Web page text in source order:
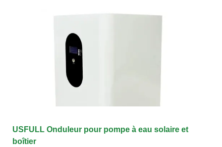
USFULL Onduleur pour pompe à eau solaire et
boîtier